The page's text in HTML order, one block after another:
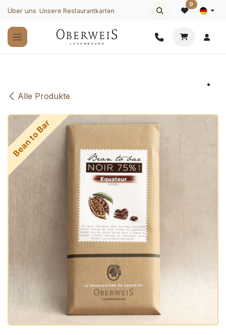
Zum Inhalt springen
Über uns Unsere Restaurantkarten
0
Alle Produkte
Bean to Bar